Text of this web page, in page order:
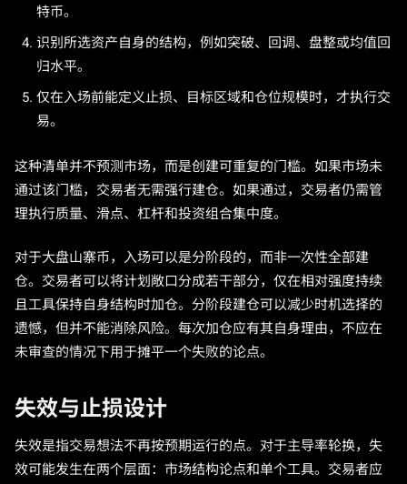
特币。
识别所选资产自身的结构，例如突破、回调、盘整或均值回
归水平。
仅在入场前能定义止损、目标区域和仓位规模时，才执行交
易。
这种清单并不预测市场，而是创建可重复的门槛。如果市场未
通过该门槛，交易者无需强行建仓。如果通过，交易者仍需管
理执行质量、滑点、杠杆和投资组合集中度。
对于大盘山寨币，入场可以是分阶段的，而非一次性全部建
仓。交易者可以将计划敞口分成若干部分，仅在相对强度持续
且工具保持自身结构时加仓。分阶段建仓可以减少时机选择的
遗憾，但并不能消除风险。每次加仓应有其自身理由，不应在
未审查的情况下用于摊平一个失败的论点。
失效与止损设计
失效是指交易想法不再按预期运行的点。对于主导率轮换，失
效可能发生在两个层面：市场结构论点和单个工具。交易者应